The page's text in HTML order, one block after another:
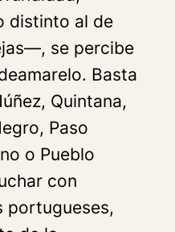
distinto al de
se percibe
. Basta
Quintana,
Paso
o Pueblo
con
portugueses,